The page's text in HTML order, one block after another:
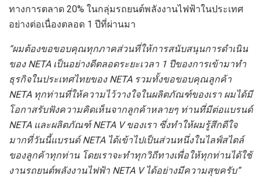
ทางการตลาด 20% ในกลุ่มรถยนต์พลังงานไฟฟ้าในประเทศ
อย่างต่อเนื่องตลอด 1 ปีที่ผ่านมา
“ผมต้องขอขอบคุณทุกภาคส่วนที่ให้การสนับสนุนการดำเนิน
ของ NETA เป็นอย่างดีตลอดระยะเวลา 1 ปีของการเข้ามาทำ
ธุรกิจในประเทศไทยของ NETA รวมทั้งขอขอบคุณลูกค้า
NETA ทุกท่านทให้ความไว้วางใจในผลิตภัณฑ์ของเรา ผมได้มี
โอกาสรับฟังความคิดเห็นจากลูกค้าหลายๆ ท่านที่มีต่อแบรนด์
NETA และผลิตภัณฑ์ NETA V ของเรา ซึ่งทำให้ผมรู้สึกดีใจ
มากที่วันนี้แบรนด์ NETA ได้เข้าไปเป็นส่วนหนึ่งในไลฟ์สไตล์
ของลูกค้าทุกท่าน โดยเราจะทำทุกวิถีทางเพื่อให้ทุกท่านได้ใช้
งานรถยนต์พลังงานไฟฟ้า NETA V ได้อย่างมีความสุขครับ”